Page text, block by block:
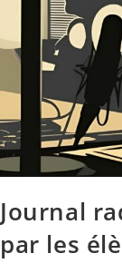
Journal
par les